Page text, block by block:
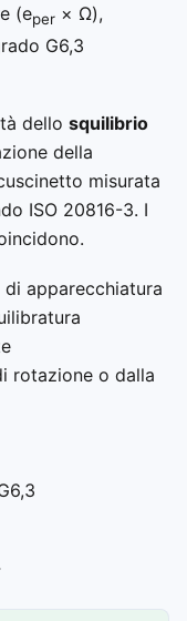
(eper × Ω),
G6,3
dello squilibrio
della
misurata
ISO 20816-3. I
apparecchiatura
rotazione o dalla